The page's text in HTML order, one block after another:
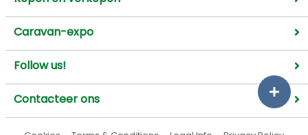
Caravan-expo
Follow us!
Contacteer ons